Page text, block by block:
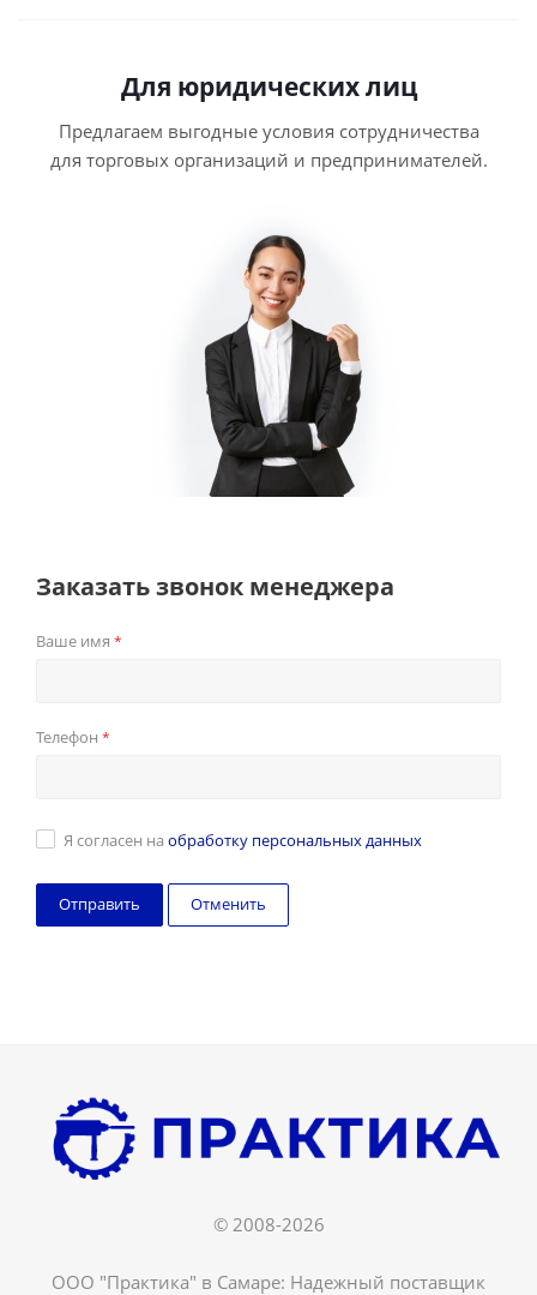
Для юридических лиц
Предлагаем выгодные условия сотрудничества
для торговых организаций и предпринимателей.
Заказать звонок менеджера
Ваше имя *
Телефон *
Я согласен на обработку персональных данных
Отменить
© 2008-2026
ООО "Практика" в Самаре: Надежный поставщик